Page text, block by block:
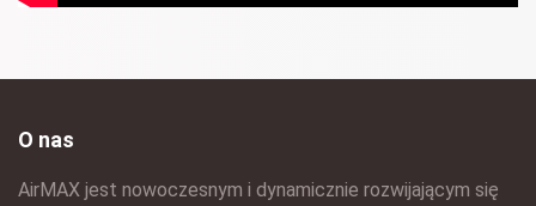
O nas
AirMAX jest nowoczesnym i dynamicznie rozwijającym się